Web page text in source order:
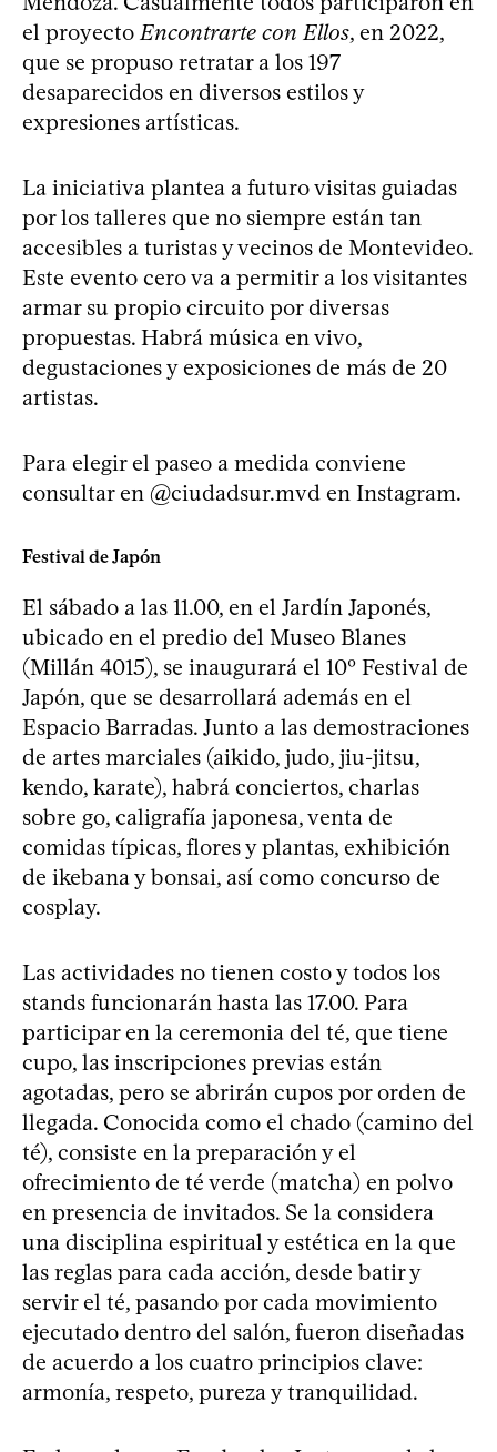
el proyecto Encontrarte con Ellos, en 2022,
que se propuso retratar a los 197
desaparecidos en diversos estilos y
expresiones artísticas.
La iniciativa plantea a futuro visitas guiadas
por los talleres que no siempre están tan
accesibles a turistas y vecinos de Montevideo.
Este evento cero va a permitir a los visitantes
armar su propio circuito por diversas
propuestas. Habrá música en vivo,
degustaciones y exposiciones de más de 20
artistas.
Para elegir el paseo a medida conviene
consultar en @ciudadsur.mvd en Instagram.
Festival de Japón
El sábado a las 11.00, en el Jardín Japonés,
ubicado en el predio del Museo Blanes
(Millán 4015), se inaugurará el 10º Festival de
Japón, que se desarrollará además en el
Espacio Barradas. Junto a las demostraciones
de artes marciales (aikido, judo, jiu-jitsu,
kendo, karate), habrá conciertos, charlas
sobre go, caligrafía japonesa, venta de
comidas típicas, flores y plantas, exhibición
de ikebana y bonsai, así como concurso de
cosplay.
Las actividades no tienen costo y todos los
stands funcionarán hasta las 17.00. Para
participar en la ceremonia del té, que tiene
cupo, las inscripciones previas están
agotadas, pero se abrirán cupos por orden de
llegada. Conocida como el chado (camino del
té), consiste en la preparación y el
ofrecimiento de té verde (matcha) en polvo
en presencia de invitados. Se la considera
una disciplina espiritual y estética en la que
las reglas para cada acción, desde batir y
servir el té, pasando por cada movimiento
ejecutado dentro del salón, fueron diseñadas
de acuerdo a los cuatro principios clave:
armonía, respeto, pureza y tranquilidad.